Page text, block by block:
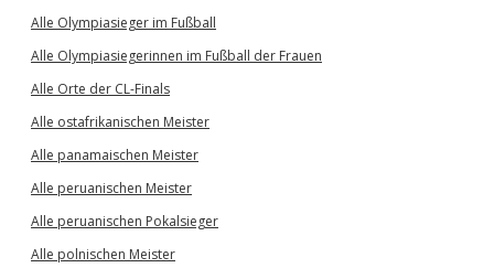
Alle Olympiasieger im Fußball
Alle Olympiasiegerinnen im Fußball der Frauen
Alle Orte der CL-Finals
Alle ostafrikanischen Meister
Alle panamaischen Meister
Alle peruanischen Meister
Alle peruanischen Pokalsieger
Alle polnischen Meister